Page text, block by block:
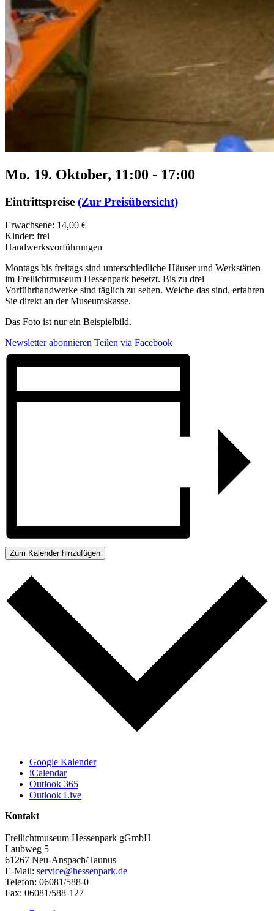
Mo. 19. Oktober, 11:00 - 17:00
Eintrittspreise (Zur Preisübersicht)
Erwachsene: 14,00 €
Kinder: frei
Handwerksvorführungen
Montags bis freitags sind unterschiedliche Häuser und Werkstätten
im Freilichtmuseum Hessenpark besetzt. Bis zu drei
Vorführhandwerke sind täglich zu sehen. Welche das sind, erfahren
Sie direkt an der Museumskasse.
Das Foto ist nur ein Beispielbild.
Newsletter abonnieren Teilen via Facebook
Zum Kalender hinzufügen
Google Kalender
iCalendar
Outlook 365
Outlook Live
Kontakt
Freilichtmuseum Hessenpark gGmbH
Laubweg 5
61267 Neu-Anspach/Taunus
E-Mail: service@hessenpark.de
Telefon: 06081/588-0
Fax: 06081/588-127